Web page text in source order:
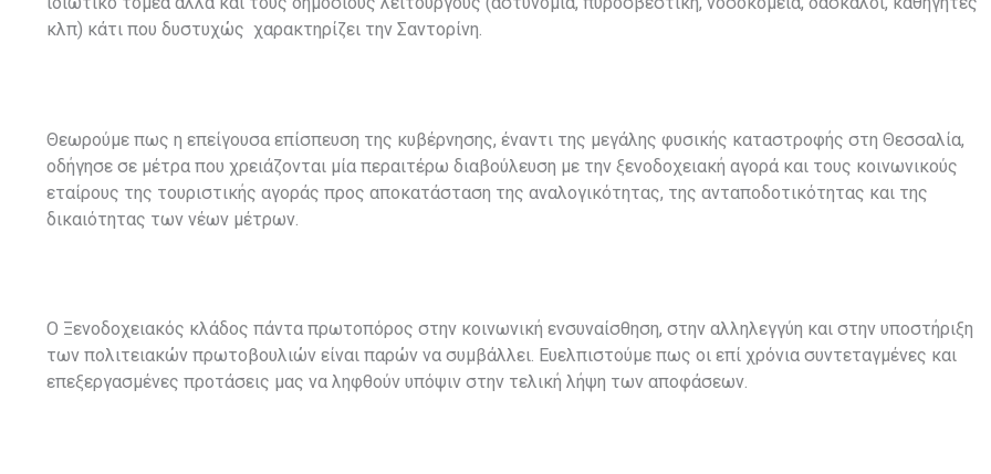
κλπ) κάτι που δυστυχώς χαρακτηρίζει την Σαντορίνη.
Θεωρούμε πως η επείγουσα επίσπευση της κυβέρνησης, έναντι της μεγάλης φυσικής καταστροφής στη Θεσσαλία,
οδήγησε σε μέτρα που χρειάζονται μία περαιτέρω διαβούλευση με την ξενοδοχειακή αγορά και τους κοινωνικούς
εταίρους της τουριστικής αγοράς προς αποκατάσταση της αναλογικότητας, της ανταποδοτικότητας και της
δικαιότητας των νέων μέτρων.
Ο Ξενοδοχειακός κλάδος πάντα πρωτοπόρος στην κοινωνική ενσυναίσθηση, στην αλληλεγγύη και στην υποστήριξη
των πολιτειακών πρωτοβουλιών είναι παρών να συμβάλλει. Ευελπιστούμε πως οι επί χρόνια συντεταγμένες και
επεξεργασμένες προτάσεις μας να ληφθούν υπόψιν στην τελική λήψη των αποφάσεων.